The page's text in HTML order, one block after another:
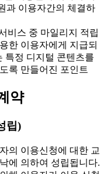
과 이용자간의 체결하
비스 중 마일리지 적립
한 이용자에게 지급되
특정 디지털 콘텐츠를
록 만들어진 포인트
약
립)
의 이용신청에 대한 교
에 의하여 성립됩니다.